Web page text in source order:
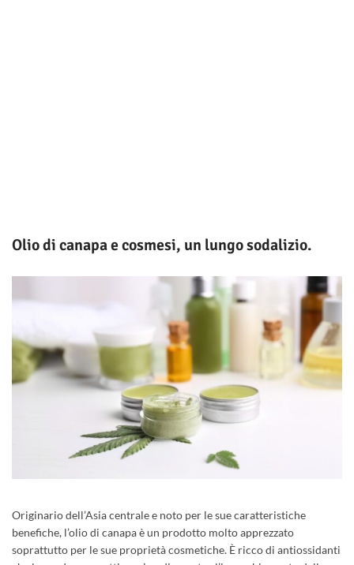
Olio di canapa e cosmesi, un lungo sodalizio.
Originario dell’Asia centrale e noto per le sue caratteristiche
benefiche, l’olio di canapa è un prodotto molto apprezzato
soprattutto per le sue proprietà cosmetiche. È ricco di antiossidanti